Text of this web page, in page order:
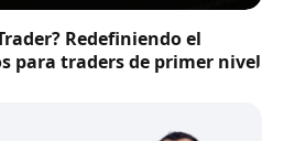
Redefiniendo el
para traders de primer nivel